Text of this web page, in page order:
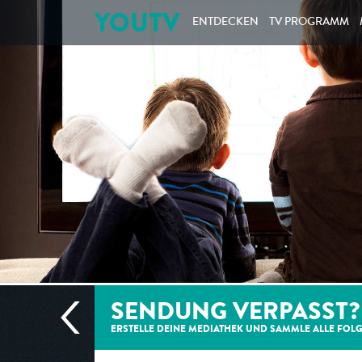
YOUTV ENTDECKEN TV PROGRAMM
SENDUNG VERPASST?
ERSTELLE DEINE MEDIATHEK UND SAMMLE ALLE